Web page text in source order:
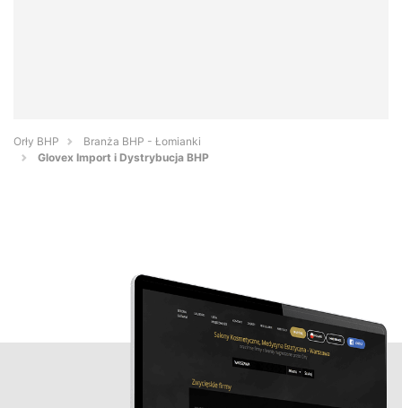
Orły BHP
Branża BHP - Łomianki
Glovex Import i Dystrybucja BHP